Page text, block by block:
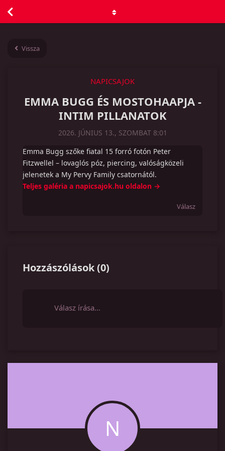
Vissza
NAPICSAJOK
EMMA BUGG ÉS MOSTOHAAPJA -
INTIM PILLANATOK
2026. JÚNIUS 13., SZOMBAT 8:01
Emma Bugg szőke fiatal 15 forró fotón Peter
Fitzwellel – lovaglós póz, piercing, valóságközeli
jelenetek a My Pervy Family csatornától.
Teljes galéria a napicsajok.hu oldalon →
Válasz
Hozzászólások(0)
Válasz írása…
N